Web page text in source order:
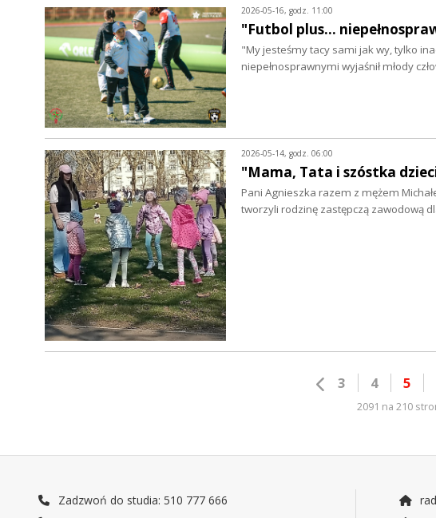
2026-05-16, godz. 11:00
"Futbol plus...
"My jesteśmy tacy sami jak wy, tylko
niepełnosprawnymi wyjaśnił młody
2026-05-14, godz. 06:00
"Mama, Tata i szóstka
Pani Agnieszka razem z mężem
tworzyli rodzinę zastępczą zawodową
3 4 5
2091 na 210
Zadzwoń do studia: 510 777 666